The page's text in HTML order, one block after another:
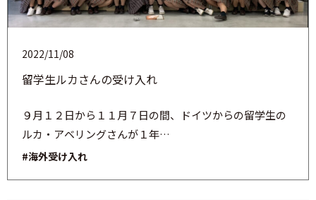
留学生ルカさんの受け入れ
2022/11/08
９月１２日から１１月７日の間、ドイツからの留学生の
ルカ・アベリングさんが１年…
#海外受け入れ